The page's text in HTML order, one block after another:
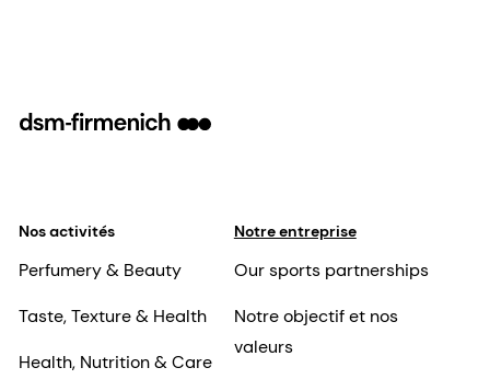
Nos activités
Perfumery & Beauty
Taste, Texture & Health
Health, Nutrition & Care
Notre entreprise
Our sports partnerships
Notre objectif et nos
valeurs